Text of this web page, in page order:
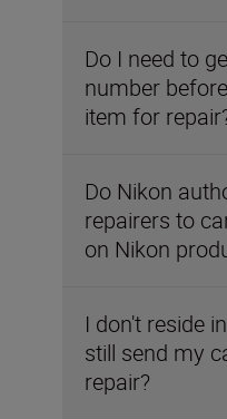
Do I need to
number
item for
Do Nikon
repairers to
on Nikon
I don't reside
still send my
repair?